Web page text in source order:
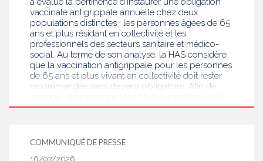
vaccinale antigrippale annuelle chez deux
populations distinctes : les personnes âgées de 65
ans et plus résidant en collectivité et les
professionnels des secteurs sanitaire et médico-
social. Au terme de son analyse, la HAS considère
que la vaccination antigrippale pour les personnes
de 65 ans et plus vivant en collectivité doit rester
recommandée sans devenir obligatoire. Afin de
recommande en revanche la mise en place d’une
pour les autres professionnels travaillant dans les
établissements de santé ou dans les
COMMUNIQUÉ DE PRESSE
16/07/2026